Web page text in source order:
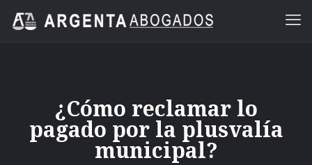
¿Cómo reclamar lo
pagado por la plusvalía
municipal?